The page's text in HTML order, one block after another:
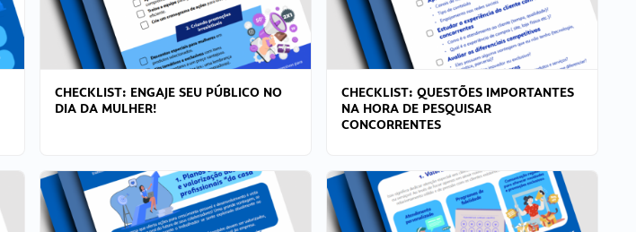
CHECKLIST: ENGAJE SEU PÚBLICO NO
DIA DA MULHER!
CHECKLIST: QUESTÕES IMPORTANTES
NA HORA DE PESQUISAR
CONCORRENTES